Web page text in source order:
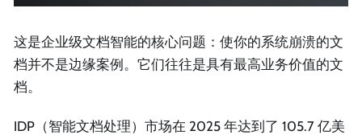
这是企业级文档智能的核心问题：使你的系统崩溃的文
档并不是边缘案例。它们往往是具有最高业务价值的文
档。
IDP（智能文档处理）市场在 2025 年达到了 105.7 亿美